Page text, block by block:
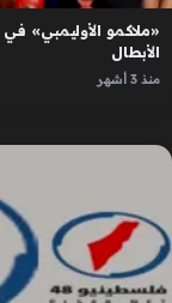
«ملاكمو الأوليمبي»
الأبطال
منذ 3 أشهر